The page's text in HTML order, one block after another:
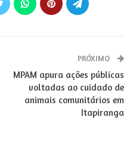
PRÓXIMO
MPAM apura ações públicas
voltadas ao cuidado de
animais comunitários em
Itapiranga